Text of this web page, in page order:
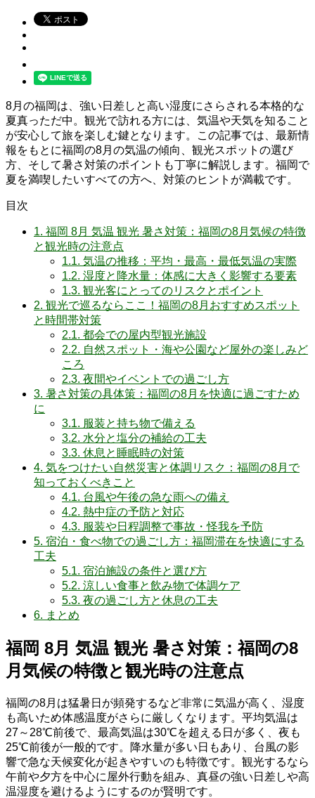
8月の福岡は、強い日差しと高い湿度にさらされる本格的な
夏真っただ中。観光で訪れる方には、気温や天気を知ること
が安心して旅を楽しむ鍵となります。この記事では、最新情
報をもとに福岡の8月の気温の傾向、観光スポットの選び
方、そして暑さ対策のポイントも丁寧に解説します。福岡で
夏を満喫したいすべての方へ、対策のヒントが満載です。
目次
1. 福岡 8月 気温 観光 暑さ対策：福岡の8月気候の特徴
と観光時の注意点
1.1. 気温の推移：平均・最高・最低気温の実際
1.2. 湿度と降水量：体感に大きく影響する要素
1.3. 観光客にとってのリスクとポイント
2. 観光で巡るならここ！福岡の8月おすすめスポット
と時間帯対策
2.1. 都会での屋内型観光施設
2.2. 自然スポット・海や公園など屋外の楽しみど
ころ
2.3. 夜間やイベントでの過ごし方
3. 暑さ対策の具体策：福岡の8月を快適に過ごすため
に
3.1. 服装と持ち物で備える
3.2. 水分と塩分の補給の工夫
3.3. 休息と睡眠時の対策
4. 気をつけたい自然災害と体調リスク：福岡の8月で
知っておくべきこと
4.1. 台風や午後の急な雨への備え
4.2. 熱中症の予防と対応
4.3. 服装や日程調整で事故・怪我を予防
5. 宿泊・食べ物での過ごし方：福岡滞在を快適にする
工夫
5.1. 宿泊施設の条件と選び方
5.2. 涼しい食事と飲み物で体調ケア
5.3. 夜の過ごし方と休息の工夫
6. まとめ
福岡 8月 気温 観光 暑さ対策：福岡の8
月気候の特徴と観光時の注意点
福岡の8月は猛暑日が頻発するなど非常に気温が高く、湿度
も高いため体感温度がさらに厳しくなります。平均気温は
27～28℃前後で、最高気温は30℃を超える日が多く、夜も
25℃前後が一般的です。降水量が多い日もあり、台風の影
響で急な天候変化が起きやすいのも特徴です。観光するなら
午前や夕方を中心に屋外行動を組み、真昼の強い日差しや高
温湿度を避けるようにするのが賢明です。